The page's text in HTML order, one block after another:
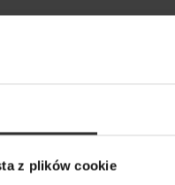
z plików cookie